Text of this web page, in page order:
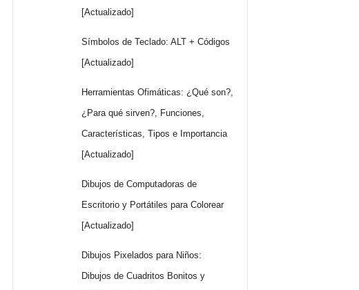
[Actualizado]
Símbolos de Teclado: ALT + Códigos
[Actualizado]
Herramientas Ofimáticas: ¿Qué son?,
¿Para qué sirven?, Funciones,
Características, Tipos e Importancia
[Actualizado]
Dibujos de Computadoras de
Escritorio y Portátiles para Colorear
[Actualizado]
Dibujos Pixelados para Niños:
Dibujos de Cuadritos Bonitos y